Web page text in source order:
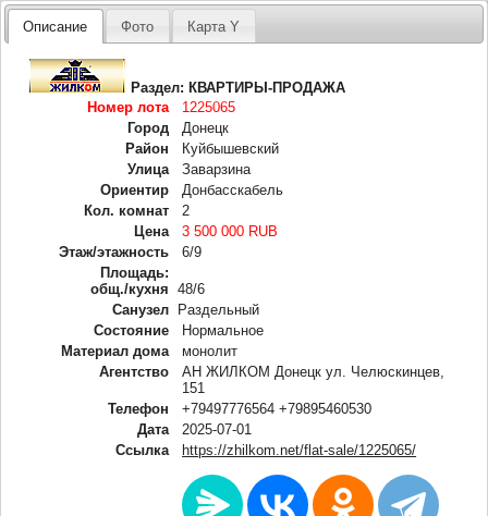
Описание Фото Карта Y
Раздел:КВАРТИРЫ-ПРОДАЖА
Номер лота
1225065
Город
Донецк
Район
Куйбышевский
Улица
Заварзина
Ориентир
Донбасскабель
Кол. комнат
2
Цена
3 500 000 RUB
Этаж/этажность
6/9
Площадь:
общ./кухня
48/6
Санузел Раздельный
Состояние
Нормальное
Материал дома
монолит
Агентство
АН ЖИЛКОМ Донецк ул. Челюскинцев,
151
Телефон
+79497776564 +79895460530
Дата
2025-07-01
Ссылка
https://zhilkom.net/flat-sale/1225065/